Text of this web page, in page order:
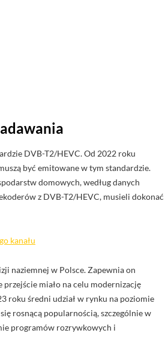
DVB-T2/HEVC. Od 2022 roku
być emitowane w tym standardzie.
domowych, według danych
z DVB-T2/HEVC, musieli dokonać
kanału
naziemnej w Polsce. Zapewnia on
miało na celu modernizację
roku średni udział w rynku na poziomie
rosnącą popularnością, szczególnie w
programów rozrywkowych i